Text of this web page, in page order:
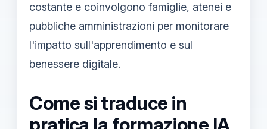
costante e coinvolgono famiglie, atenei e
pubbliche amministrazioni per monitorare
l'impatto sull'apprendimento e sul
benessere digitale.
Come si traduce in